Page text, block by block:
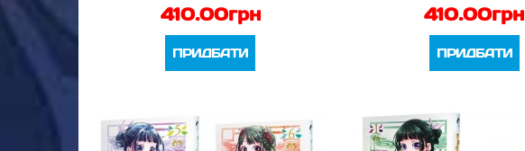
410.00грн
ПРИДБАТИ
410.00грн
ПРИДБАТИ